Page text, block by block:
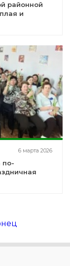
районной
и
6 марта 2026
по-